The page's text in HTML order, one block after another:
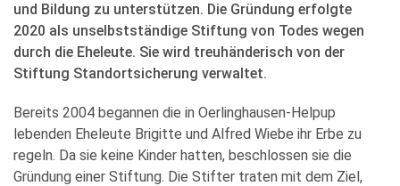
und Bildung zu unterstützen. Die Gründung erfolgte
2020 als unselbstständige Stiftung von Todes wegen
durch die Eheleute. Sie wird treuhänderisch von der
Stiftung Standortsicherung verwaltet.
Bereits 2004 begannen die in Oerlinghausen-Helpup
lebenden Eheleute Brigitte und Alfred Wiebe ihr Erbe zu
regeln. Da sie keine Kinder hatten, beschlossen sie die
Gründung einer Stiftung. Die Stifter traten mit dem Ziel,